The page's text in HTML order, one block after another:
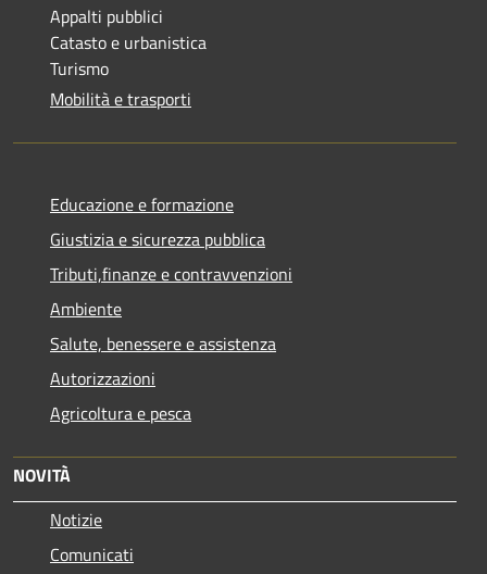
Appalti pubblici
Catasto e urbanistica
Turismo
Mobilità e trasporti
Educazione e formazione
Giustizia e sicurezza pubblica
Tributi,finanze e contravvenzioni
Ambiente
Salute, benessere e assistenza
Autorizzazioni
Agricoltura e pesca
NOVITÀ
Notizie
Comunicati